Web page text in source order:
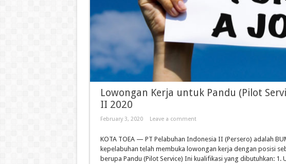
Lowongan Kerja untuk Pandu (Pilot
II 2020
February 3, 2020 Leave a comment
KOTA TOEA — PT Pelabuhan Indonesia II (Persero) adalah
kepelabuhan telah membuka lowongan kerja dengan posisi
berupa Pandu (Pilot Service) Ini kualifikasi yang dibutuhkan: 1.